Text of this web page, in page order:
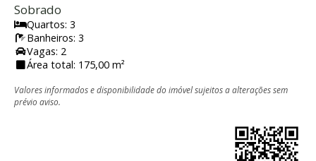
Sobrado
Quartos: 3
Banheiros: 3
Vagas: 2
Área total: 175,00 m²
Valores informados e disponibilidade do imóvel sujeitos a alterações sem
prévio aviso.